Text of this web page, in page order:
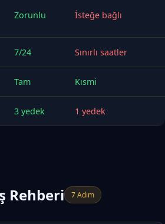
Zorunlu İsteğe bağlı
7/24 Sınırlı saatler
Tam Kısmi
3 yedek 1 yedek
Rehberi 7 Adım